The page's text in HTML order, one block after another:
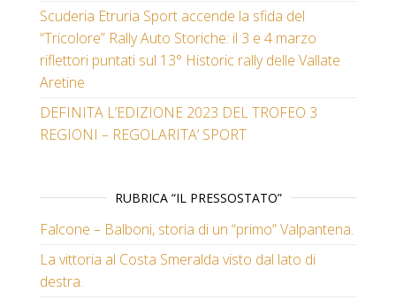
Scuderia Etruria Sport accende la sfida del
“Tricolore” Rally Auto Storiche: il 3 e 4 marzo
riflettori puntati sul 13° Historic rally delle Vallate
Aretine
DEFINITA L’EDIZIONE 2023 DEL TROFEO 3
REGIONI – REGOLARITA’ SPORT
RUBRICA “IL PRESSOSTATO”
Falcone – Balboni, storia di un “primo” Valpantena.
La vittoria al Costa Smeralda visto dal lato di
destra.